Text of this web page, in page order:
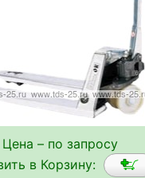
Цена – по запросу
в Корзину: